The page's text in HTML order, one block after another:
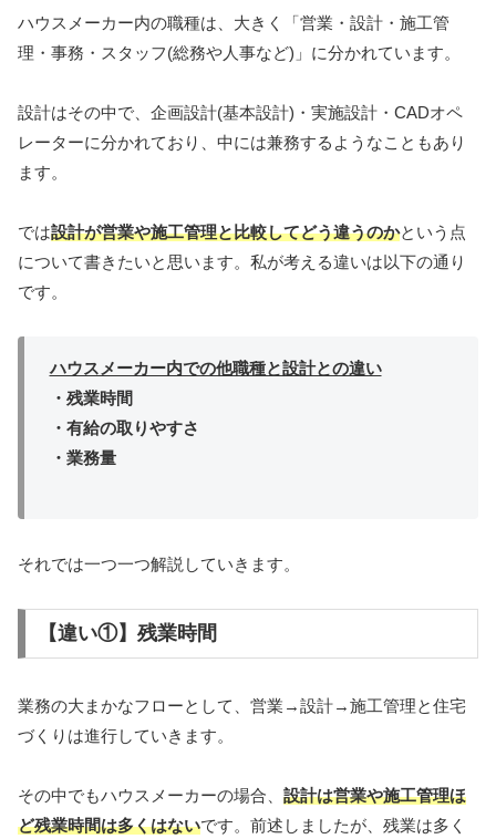
ハウスメーカー内の職種は、大きく「営業・設計・施工管
理・事務・スタッフ(総務や人事など)」に分かれています。
設計はその中で、企画設計(基本設計)・実施設計・ CADオペ
レーターに分かれており、中には兼務するようなこともあり
ます。
では設計が営業や施工管理と比較してどう違うのかという点
について書きたいと思います。私が考える違いは以下の通り
です。
ハウスメーカー内での他職種と設計との違い
・残業時間
・有給の取りやすさ
・業務量
それでは一つ一つ解説していきます。
【違い①】残業時間
業務の大まかなフローとして、営業 →設計→施工管理と住宅
づくりは進行していきます。
その中でもハウスメーカーの場合、 設計は営業や施工管理ほ
ど残業時間は多くはないです。 前述しましたが、残業は多く